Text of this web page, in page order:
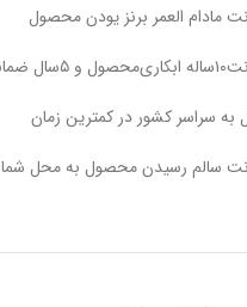
مادام العمر برنز یودن محصول
قطعات الکتریکی
به سراسر کشور در کمترین زمان
سالم رسیدن محصول به محل شما